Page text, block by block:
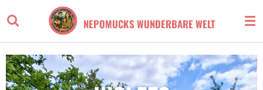
Hauptinhalt
NEPOMUCKS WUNDERBARE WELT